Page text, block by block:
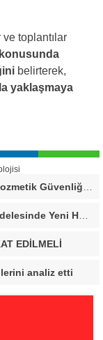
toplantılar
belirterek,
yaklaşmaya
Türk Doktor Yadigar Genç, Kanserle Mücadelesinde Yeni Hedef Kanser Kök Hücreleri
EDİLMELİ
analiz etti